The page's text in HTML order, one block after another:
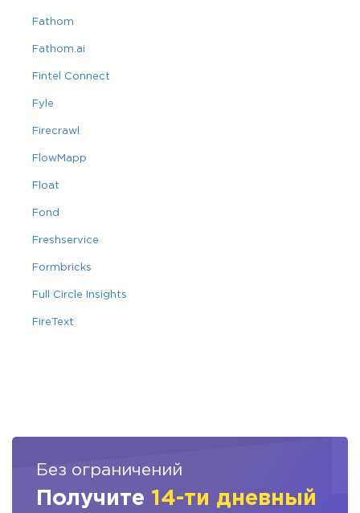
Fathom
Fathom.ai
Fintel Connect
Fyle
Firecrawl
FlowMapp
Float
Fond
Freshservice
Formbricks
Full Circle Insights
FireText
Без ограничений
Получите 14-ти дневный